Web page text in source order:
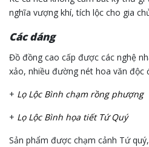
nghĩa vượng khí, tích lộc cho gia
Các dáng
Đồ đồng cao cấp được các nghệ
xảo, nhiều đường nét hoa văn độc
+ Lọ Lộc Bình chạm rồng phượng
+ Lọ Lộc Bình họa tiết Tứ Quý
Sản phẩm được chạm cảnh Tứ